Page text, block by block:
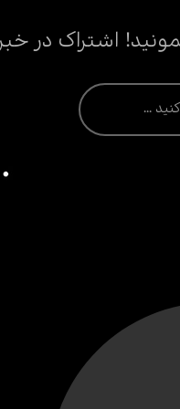
اشتراک در